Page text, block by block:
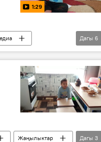
1:29
батир
Дагы 6
Жаңылыктар
Дагы 3